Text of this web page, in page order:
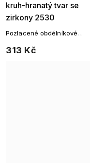
kruh-hranatý tvar se
zirkony 2530
313 Kč
Pozlacené obdélníkové